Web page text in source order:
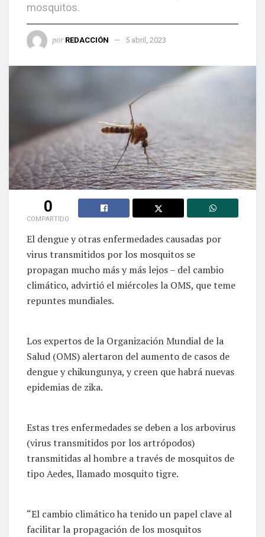
mosquitos.
por REDACCIÓN 5 abril, 2023
0
COMPARTIDO
El dengue y otras enfermedades causadas por
virus transmitidos por los mosquitos se
propagan mucho más y más lejos – del cambio
climático, advirtió el miércoles la OMS, que teme
repuntes mundiales.
Los expertos de la Organización Mundial de la
Salud (OMS) alertaron del aumento de casos de
dengue y chikungunya, y creen que habrá nuevas
epidemias de zika.
Estas tres enfermedades se deben a los arbovirus
(virus transmitidos por los artrópodos)
transmitidas al hombre a través de mosquitos de
tipo Aedes, llamado mosquito tigre.
“El cambio climático ha tenido un papel clave al
facilitar la propagación de los mosquitos